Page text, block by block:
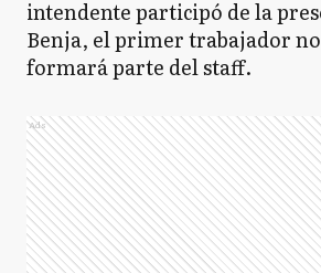
intendente participó de la
Benja, el primer trabajador
formará parte del staff.
Ads